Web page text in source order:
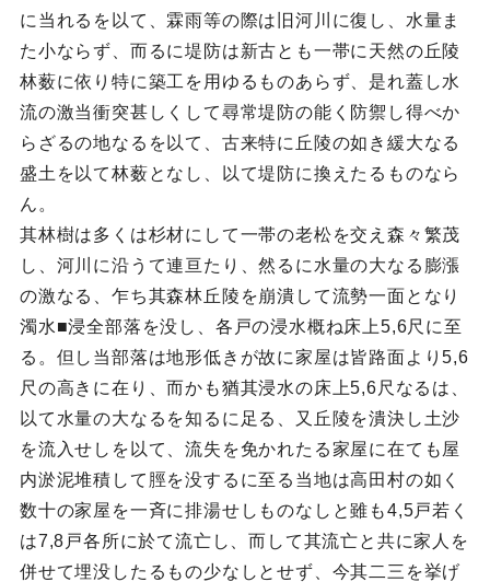
に当れるを以て、霖雨等の際は旧河川に復し、水量ま
た小ならず、而るに堤防は新古とも一帯に天然の丘陵
林薮に依り特に築工を用ゆるものあらず、是れ蓋し水
流の激当衝突甚しくして尋常堤防の能く防禦し得べか
らざるの地なるを以て、古来特に丘陵の如き緩大なる
盛土を以て林薮となし、以て堤防に換えたるものなら
ん。
其林樹は多くは杉材にして一帯の老松を交え森々繁茂
し、河川に沿うて連亘たり、然るに水量の大なる膨漲
の激なる、乍ち其森林丘陵を崩潰して流勢一面となり
濁水■浸全部落を没し、各戸の浸水概ね床上5,6尺に至
る。但し当部落は地形低きが故に家屋は皆路面より5,6
尺の高きに在り、而かも猶其浸水の床上5,6尺なるは、
以て水量の大なるを知るに足る、又丘陵を潰決し土沙
を流入せしを以て、流失を免かれたる家屋に在ても屋
内淤泥堆積して脛を没するに至る当地は高田村の如く
数十の家屋を一斉に排湯せしものなしと雖も4,5戸若く
は7,8戸各所に於て流亡し、而して其流亡と共に家人を
併せて埋没したるもの少なしとせず、今其二三を挙げ